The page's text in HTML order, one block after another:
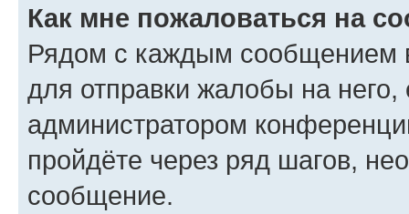
Как мне пожаловаться на
Рядом с каждым сообщением
для отправки жалобы на
администратором
пройдёте через ряд шагов,
сообщение.